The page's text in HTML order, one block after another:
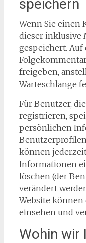
speichern
Wenn Sie einen
dieser inklusive
gespeichert.
freigeben,
Warteschlange
Für Benutzer,
registrieren,
persönlichen
können
Informationen
löschen (der
verändert
Website
einsehen und
Wohin wir